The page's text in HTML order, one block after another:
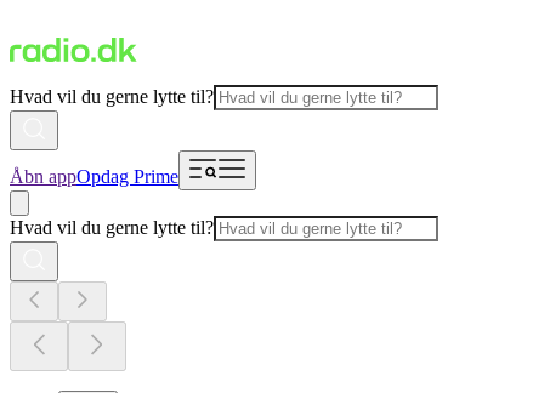
Hvad vil du gerne lytte til?
Åbn appOpdag Prime
Hvad vil du gerne lytte til?